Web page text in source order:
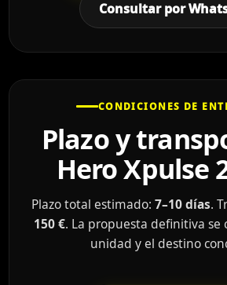
Consultar por
CONDICIONES DE
Plazo y
Hero Xpulse
Plazo total estimado: 7–10 días.
150 €. La propuesta definitiva se
unidad y el destino